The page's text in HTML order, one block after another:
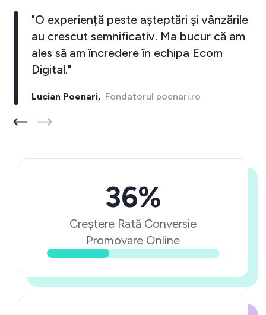
"O experiență peste așteptări și vânzările
au crescut semnificativ. Ma bucur că am
ales să am încredere în echipa Ecom
Digital."
Lucian Poenari,Fondatorul poenari.ro
36%
Creștere Rată Conversie
Promovare Online